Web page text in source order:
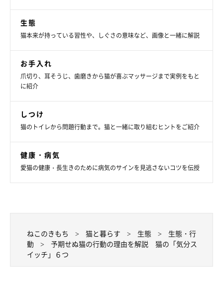
生態
猫本来が持っている習性や、しぐさの意味など、画像と一緒に解説
お手入れ
爪切り、耳そうじ、歯磨きから猫が喜ぶマッサージまで実例をもと
に紹介
しつけ
猫のトイレから問題行動まで。猫と一緒に取り組むヒントをご紹介
健康・病気
愛猫の健康・長生きのために病気のサインを見逃さないコツを伝授
ねこのきもち 猫と暮らす 生態
生態・行
動
予期せぬ猫の行動の理由を解説 猫の「気分ス
イッチ」６つ